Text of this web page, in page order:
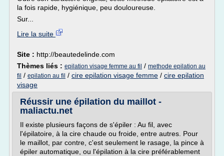
la fois rapide, hygiénique, peu douloureuse.
Sur...
Lire la suite
Site : http://beautedelinde.com
Thèmes liés : epilation visage femme au fil / methode epilation au
fil / epilation au fil / cire epilation visage femme / cire epilation
visage
Réussir une épilation du maillot -
maliactu.net
Il existe plusieurs façons de s'épiler : Au fil, avec
l'épilatoire, à la cire chaude ou froide, entre autres. Pour
le maillot, par contre, c'est seulement le rasage, la pince à
épiler automatique, ou l'épilation à la cire préférablement